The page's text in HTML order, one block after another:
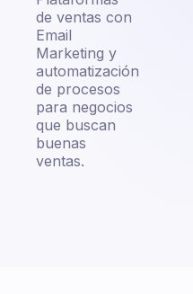
de ventas con
Email
Marketing y
automatización
de procesos
para negocios
que buscan
buenas
ventas.